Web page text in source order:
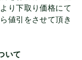
り下取り価格にて
値引をさせて頂き
いて